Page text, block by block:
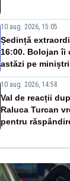
10 aug. 2026, 15:05
Ședință
16:00. Bolojan îi
astăzi pe
10 aug. 2026, 14:58
Val de reacții
Raluca Turcan
pentru